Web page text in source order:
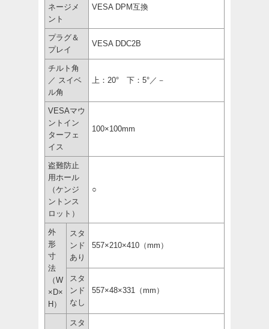
ネージメ
ント
VESA DPM互換
プラグ＆
プレイ
VESA DDC2B
チルト角
／ スイベ
ル角
上：20° 下：5°／－
VESAマウ
ントイン
ターフェ
イス
100×100mm
盗難防止
用ホール
（ケンジ
ントンス
ロット）
○
外
形
寸
法
（W
×D×
H）
スタ
ンド
あり
557×210×410（mm）
スタ
ンド
なし
557×48×331（mm）
スタ